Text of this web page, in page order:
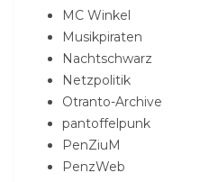
MC Winkel
Musikpiraten
Nachtschwarz
Netzpolitik
Otranto-Archive
pantoffelpunk
PenZiuM
PenzWeb